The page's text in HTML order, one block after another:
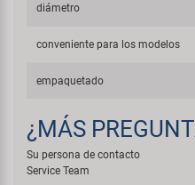
diámetro
conveniente para los modelos
empaquetado
¿MÁS
Su persona de contacto
Service Team